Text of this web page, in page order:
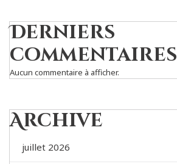
Derniers
commentaires
Aucun commentaire à afficher.
Archive
juillet 2026